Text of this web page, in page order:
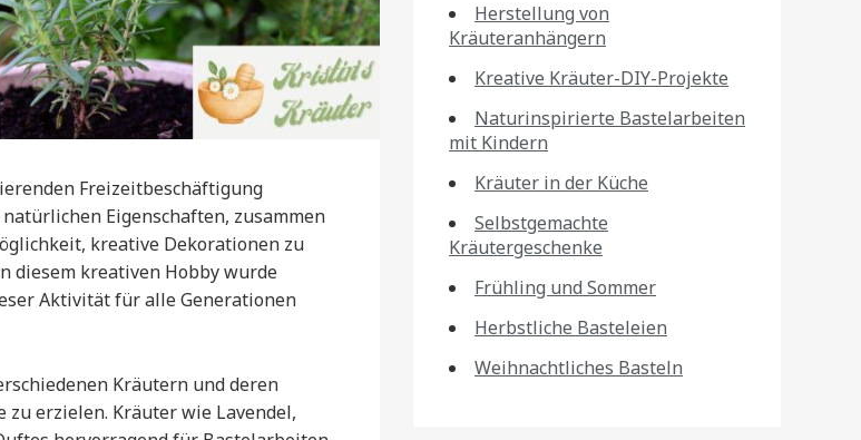
Freizeitbeschäftigung
Eigenschaften, zusammen
kreative Dekorationen zu
diesem kreativen Hobby wurde
Aktivität für alle Generationen
Kräutern und deren
erzielen. Kräuter wie Lavendel,
Herstellung von
Kräuteranhängern
Kreative Kräuter-DIY-Projekte
Naturinspirierte Bastelarbeiten
mit Kindern
Kräuter in der Küche
Selbstgemachte
Kräutergeschenke
Frühling und Sommer
Herbstliche Basteleien
Weihnachtliches Basteln